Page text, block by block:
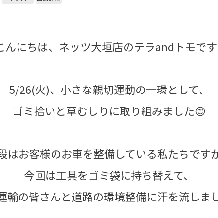
んにちは、ネッツ大垣店のテラandトモで
5/26(火)、小さな親切運動の一環として、
ゴミ拾いと草むしりに取り組みました😊
はお客様のお車を整備している私たちですが
今回は工具をゴミ袋に持ち替えて、
輸の皆さんと道路の環境整備に汗を流しま